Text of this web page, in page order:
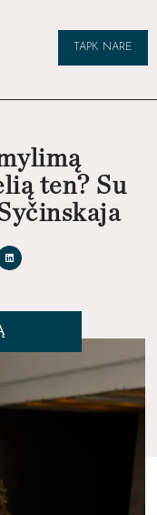
TAPK NARE
ten? Su